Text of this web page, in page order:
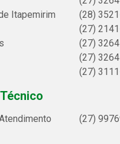
Itapemirim
(28)
(27)
(27)
(27)
(27)
(27)